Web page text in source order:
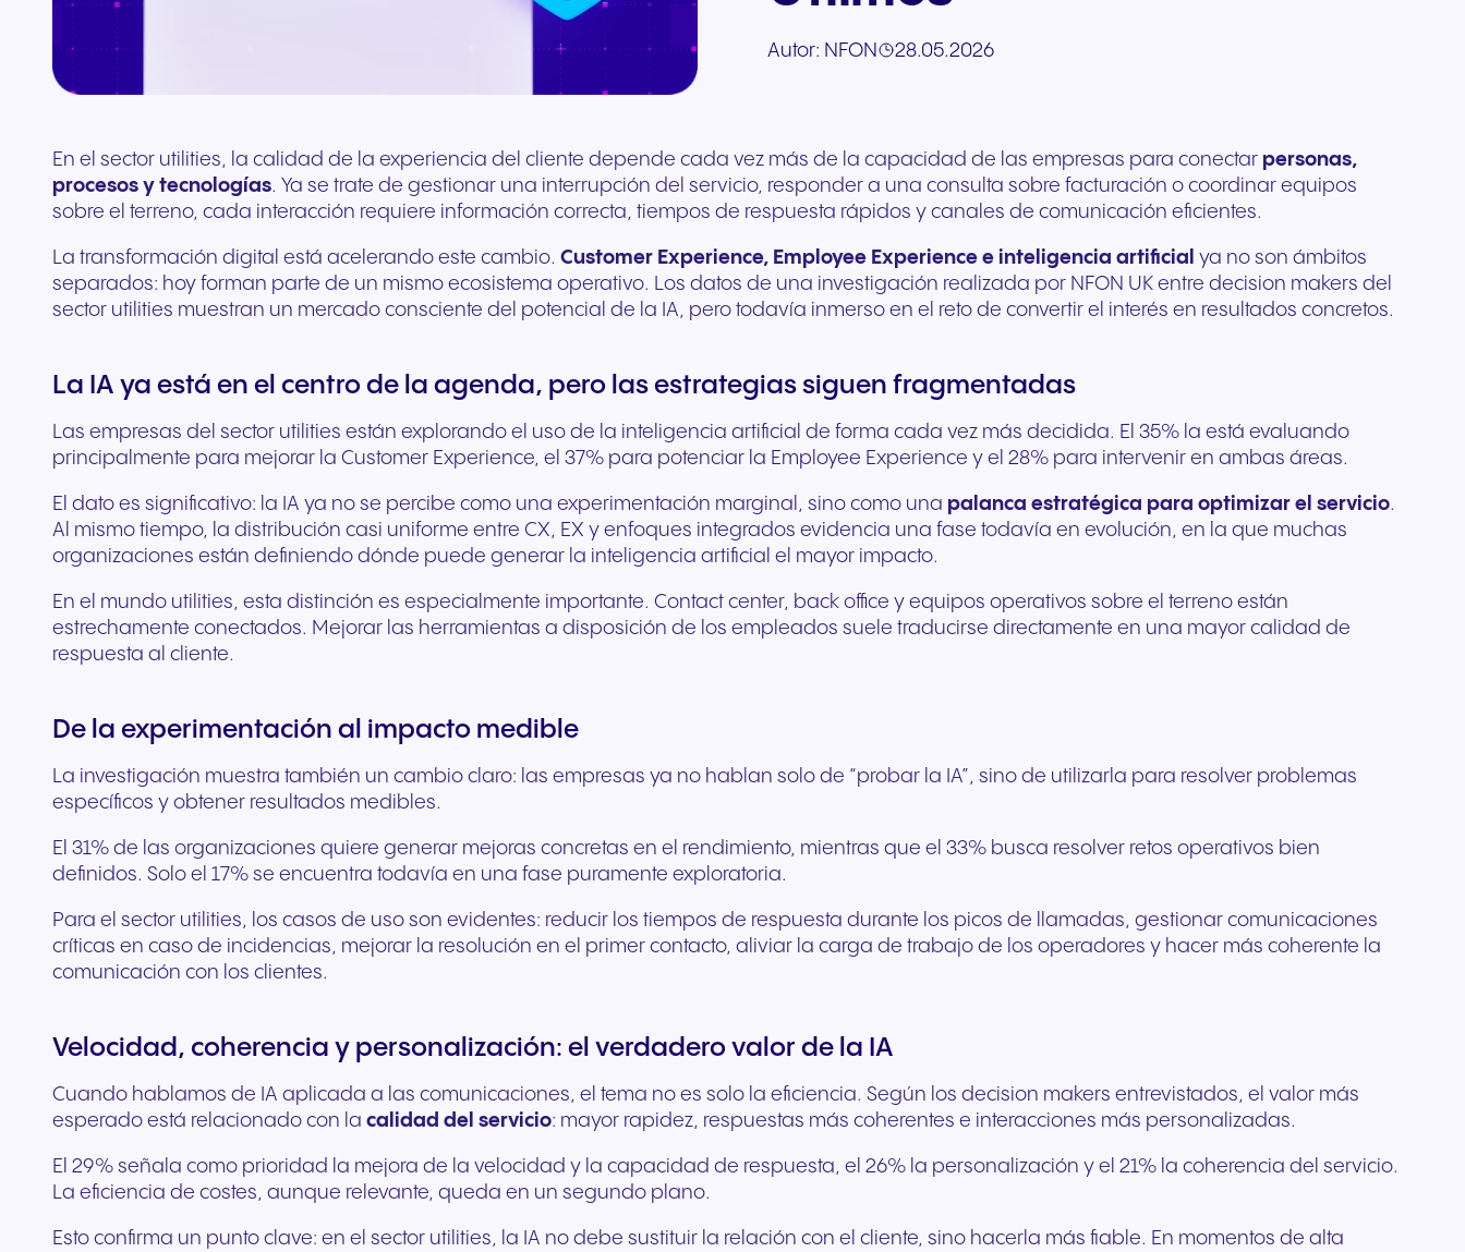
interrupciones para
cualquier dispositivo. Audio existente. Se adapta al
ofrecer mejores
experiencias a los pacientes
para el comercio minorista
Viajes y hostelería
Comunicación fluida para
ofrecer experiencias y
servicios excepcionales a
los huéspedes.
Sector público
Comunicación fiable para
unos servicios públicos
ágiles y un mejor apoyo a la
ciudadanía.
hasta el marketing de marca
compartida, te ofrecemos
escalonado de
ingresos.
Asesoramiento directo sobre
telefonía en la nube, Nia:
funciones de IA.
+34 910 616 600
solicitud
Rellena nuestro formulario de
Write to us
Autor: NFON 28.05.2026
En el sector utilities, la calidad de la experiencia del cliente depende cada vez más de la capacidad de las empresas para conectar personas,
procesos y tecnologías. Ya se trate de gestionar una interrupción del servicio, responder a una consulta sobre facturación o coordinar equipos
sobre el terreno, cada interacción requiere información correcta, tiempos de respuesta rápidos y canales de comunicación eficientes.
La transformación digital está acelerando este cambio. Customer Experience, Employee Experience e inteligencia artificial ya no son ámbitos
separados: hoy forman parte de un mismo ecosistema operativo. Los datos de una investigación realizada por NFON UK entre decision makers del
sector utilities muestran un mercado consciente del potencial de la IA, pero todavía inmerso en el reto de convertir el interés en resultados concretos.
La IA ya está en el centro de la agenda, pero las estrategias siguen fragmentadas
Las empresas del sector utilities están explorando el uso de la inteligencia artificial de forma cada vez más decidida. El 35% la está evaluando
principalmente para mejorar la Customer Experience, el 37% para potenciar la Employee Experience y el 28% para intervenir en ambas áreas.
El dato es significativo: la IA ya no se percibe como una experimentación marginal, sino como una palanca estratégica para optimizar el servicio.
Al mismo tiempo, la distribución casi uniforme entre CX, EX y enfoques integrados evidencia una fase todavía en evolución, en la que muchas
organizaciones están definiendo dónde puede generar la inteligencia artificial el mayor impacto.
En el mundo utilities, esta distinción es especialmente importante. Contact center, back office y equipos operativos sobre el terreno están
estrechamente conectados. Mejorar las herramientas a disposición de los empleados suele traducirse directamente en una mayor calidad de
respuesta al cliente.
De la experimentación al impacto medible
La investigación muestra también un cambio claro: las empresas ya no hablan solo de “probar la IA”, sino de utilizarla para resolver problemas
específicos y obtener resultados medibles.
El 31% de las organizaciones quiere generar mejoras concretas en el rendimiento, mientras que el 33% busca resolver retos operativos bien
definidos. Solo el 17% se encuentra todavía en una fase puramente exploratoria.
Para el sector utilities, los casos de uso son evidentes: reducir los tiempos de respuesta durante los picos de llamadas, gestionar comunicaciones
críticas en caso de incidencias, mejorar la resolución en el primer contacto, aliviar la carga de trabajo de los operadores y hacer más coherente la
comunicación con los clientes.
Velocidad, coherencia y personalización: el verdadero valor de la IA
Cuando hablamos de IA aplicada a las comunicaciones, el tema no es solo la eficiencia. Según los decision makers entrevistados, el valor más
esperado está relacionado con la calidad del servicio: mayor rapidez, respuestas más coherentes e interacciones más personalizadas.
El 29% señala como prioridad la mejora de la velocidad y la capacidad de respuesta, el 26% la personalización y el 21% la coherencia del servicio.
La eficiencia de costes, aunque relevante, queda en un segundo plano.
Esto confirma un punto clave: en el sector utilities, la IA no debe sustituir la relación con el cliente, sino hacerla más fiable. En momentos de alta